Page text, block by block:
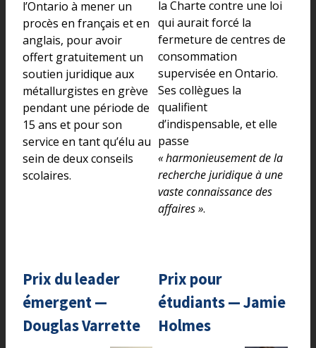
l’Ontario à mener un
procès en français et en
anglais, pour avoir
offert gratuitement un
soutien juridique aux
métallurgistes en grève
pendant une période de
15 ans et pour son
service en tant qu’élu au
sein de deux conseils
scolaires.
la Charte contre une loi
qui aurait forcé la
fermeture de centres de
consommation
supervisée en Ontario.
Ses collègues la
qualifient
d’indispensable, et elle
passe
« harmonieusement de la
recherche juridique à une
vaste connaissance des
affaires ».
Prix du leader
émergent —
Douglas Varrette
Prix pour
étudiants — Jamie
Holmes